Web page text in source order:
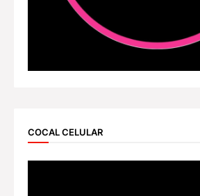
COCAL CELULAR